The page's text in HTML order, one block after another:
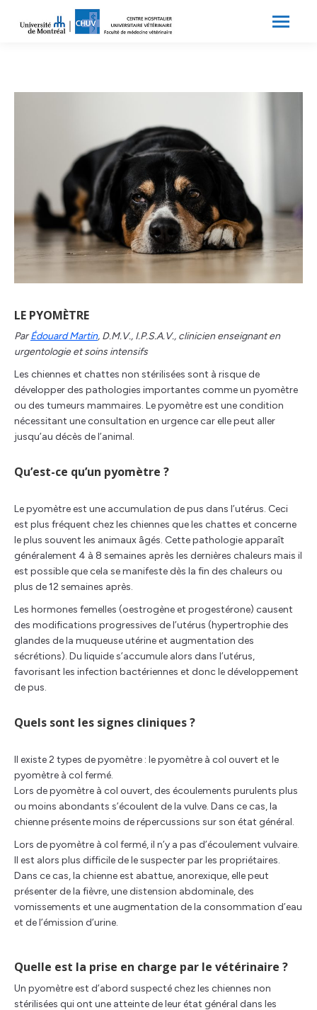
LE PYOMÈTRE
ParÉdouard Martin, D.M.V., I.P.S.A.V., clinicien enseignant en
urgentologie et soins intensifs
Les chiennes et chattes non stérilisées sont à risque de
développer des pathologies importantes comme un pyomètre
ou des tumeurs mammaires. Le pyomètre est une condition
nécessitant une consultation en urgence car elle peut aller
jusqu’au décès de l’animal.
Qu’est-ce qu’un pyomètre ?
Le pyomètre est une accumulation de pus dans l’utérus. Ceci
est plus fréquent chez les chiennes que les chattes et concerne
le plus souvent les animaux âgés. Cette pathologie apparaît
généralement 4 à 8 semaines après les dernières chaleurs mais il
est possible que cela se manifeste dès la fin des chaleurs ou
plus de 12 semaines après.
Les hormones femelles (oestrogène et progestérone) causent
des modifications progressives de l’utérus (hypertrophie des
glandes de la muqueuse utérine et augmentation des
sécrétions). Du liquide s’accumule alors dans l’utérus,
favorisant les infection bactériennes et donc le développement
de pus.
Quels sont les signes cliniques ?
Il existe 2 types de pyomètre : le pyomètre à col ouvert et le
pyomètre à col fermé.
Lors de pyomètre à col ouvert, des écoulements purulents plus
ou moins abondants s’écoulent de la vulve. Dans ce cas, la
chienne présente moins de répercussions sur son état général.
Lors de pyomètre à col fermé, il n’y a pas d’écoulement vulvaire.
Il est alors plus difficile de le suspecter par les propriétaires.
Dans ce cas, la chienne est abattue, anorexique, elle peut
présenter de la fièvre, une distension abdominale, des
vomissements et une augmentation de la consommation d’eau
et de l’émission d’urine.
Quelle est la prise en charge par le vétérinaire ?
Un pyomètre est d’abord suspecté chez les chiennes non
stérilisées qui ont une atteinte de leur état général dans les